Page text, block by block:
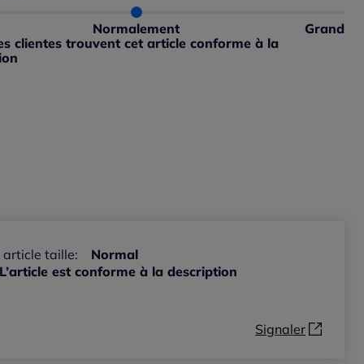
Normalement Grand
: 0%
clientes trouvent cet article conforme à la
article taille:
Normal
est conforme à la description
Signaler